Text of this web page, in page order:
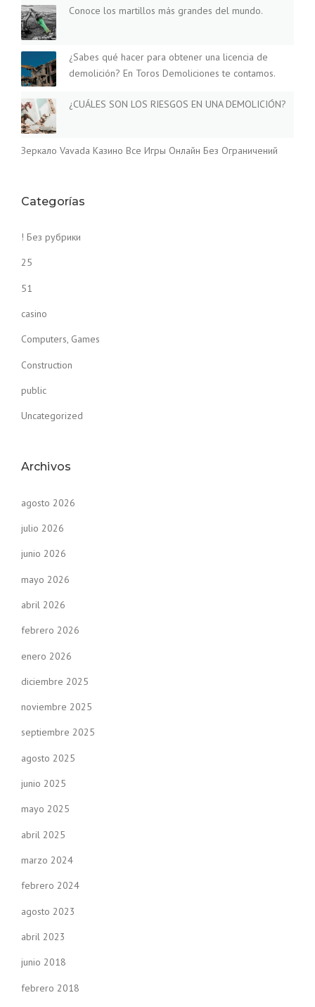
Conoce los martillos más grandes del mundo.
¿Sabes qué hacer para obtener una licencia de
demolición? En Toros Demoliciones te contamos.
¿CUÁLES SON LOS RIESGOS EN UNA DEMOLICIÓN?
Зеркало Vavada Казино Все Игры Онлайн Без Ограничений
Categorías
! Без рубрики
25
51
casino
Computers, Games
Construction
public
Uncategorized
Archivos
agosto 2026
julio 2026
junio 2026
mayo 2026
abril 2026
febrero 2026
enero 2026
diciembre 2025
noviembre 2025
septiembre 2025
agosto 2025
junio 2025
mayo 2025
abril 2025
marzo 2024
febrero 2024
agosto 2023
abril 2023
junio 2018
febrero 2018